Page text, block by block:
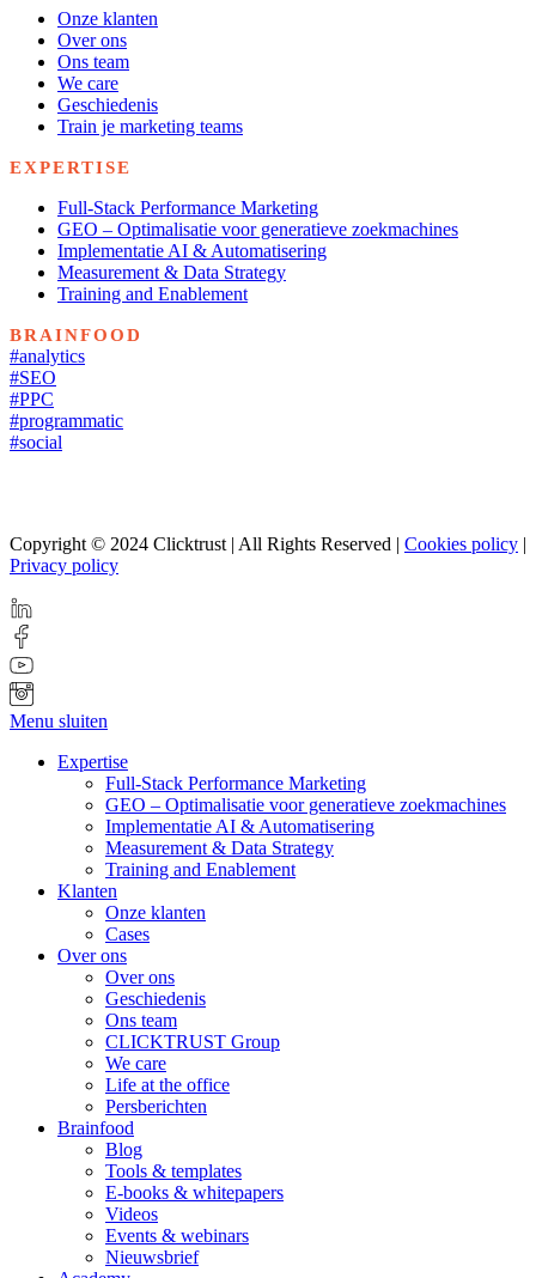
Onze klanten
Over ons
Ons team
We care
Geschiedenis
Train je marketing teams
EXPERTISE
Full-Stack Performance Marketing
GEO – Optimalisatie voor generatieve zoekmachines
Implementatie AI & Automatisering
Measurement & Data Strategy
Training and Enablement
BRAINFOOD
#analytics
#SEO
#PPC
#programmatic
#social
Copyright © 2024 Clicktrust | All Rights Reserved | Cookies policy |
Privacy policy
Menu sluiten
Expertise
Full-Stack Performance Marketing
GEO – Optimalisatie voor generatieve zoekmachines
Implementatie AI & Automatisering
Measurement & Data Strategy
Training and Enablement
Klanten
Onze klanten
Cases
Over ons
Over ons
Geschiedenis
Ons team
CLICKTRUST Group
We care
Life at the office
Persberichten
Brainfood
Blog
Tools & templates
E-books & whitepapers
Videos
Events & webinars
Nieuwsbrief